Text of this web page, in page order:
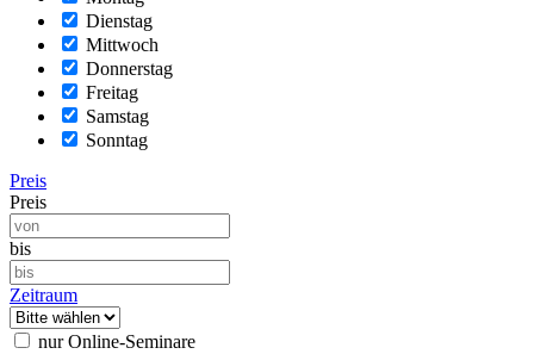
Dienstag
Mittwoch
Donnerstag
Freitag
Samstag
Sonntag
Preis
Preis
bis
Zeitraum
nur Online-Seminare